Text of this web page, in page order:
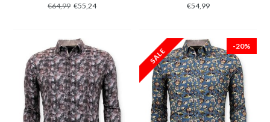
Digitale Print - 3055 -
Blauw
€64,99 €55,24
3047 - Wit
€54,99
-20%